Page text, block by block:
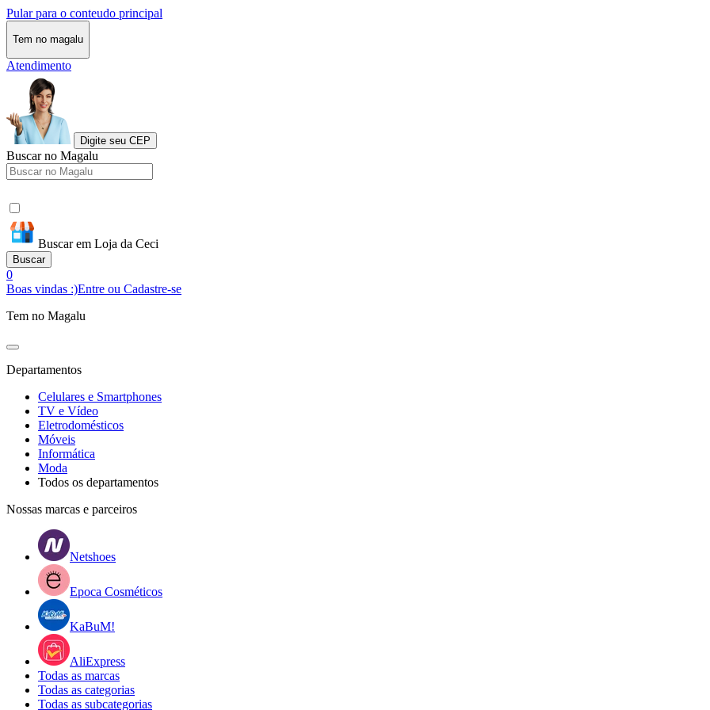
Pular para o conteudo principal
Tem no magalu
Atendimento
Digite seu CEP
Buscar no Magalu
Buscar em Loja da Ceci
Buscar
0
Boas vindas :)Entre ou Cadastre-se
Tem no Magalu
Departamentos
Celulares e Smartphones
TV e Vídeo
Eletrodomésticos
Móveis
Informática
Moda
Todos os departamentos
Nossas marcas e parceiros
Netshoes
Epoca Cosméticos
KaBuM!
AliExpress
Todas as marcas
Todas as categorias
Todas as subcategorias